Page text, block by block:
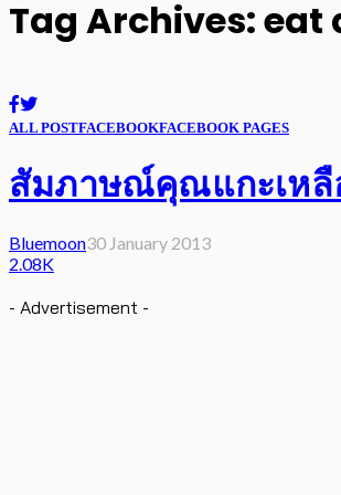
Tag Archives: eat
ALL POSTFACEBOOKFACEBOOK PAGES
สัมภาษณ์คุณแกะเหลื
Bluemoon30 January 2013
2.08K
- Advertisement -